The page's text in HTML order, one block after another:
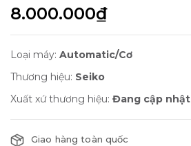
8.000.000₫
Loại máy: Automatic/Cơ
Thương hiệu: Seiko
Xuất xứ thương hiệu: Đang cập nhật
Giao hàng toàn quốc